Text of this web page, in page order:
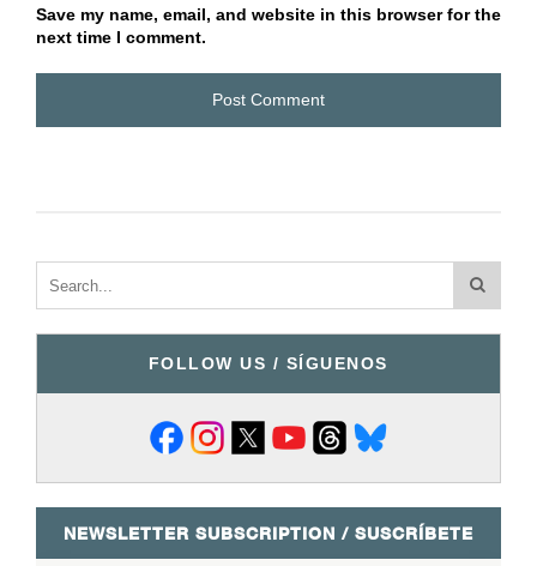
Save my name, email, and website in this browser for the
next time I comment.
FOLLOW US / SÍGUENOS
NEWSLETTER SUBSCRIPTION / SUSCRÍBETE